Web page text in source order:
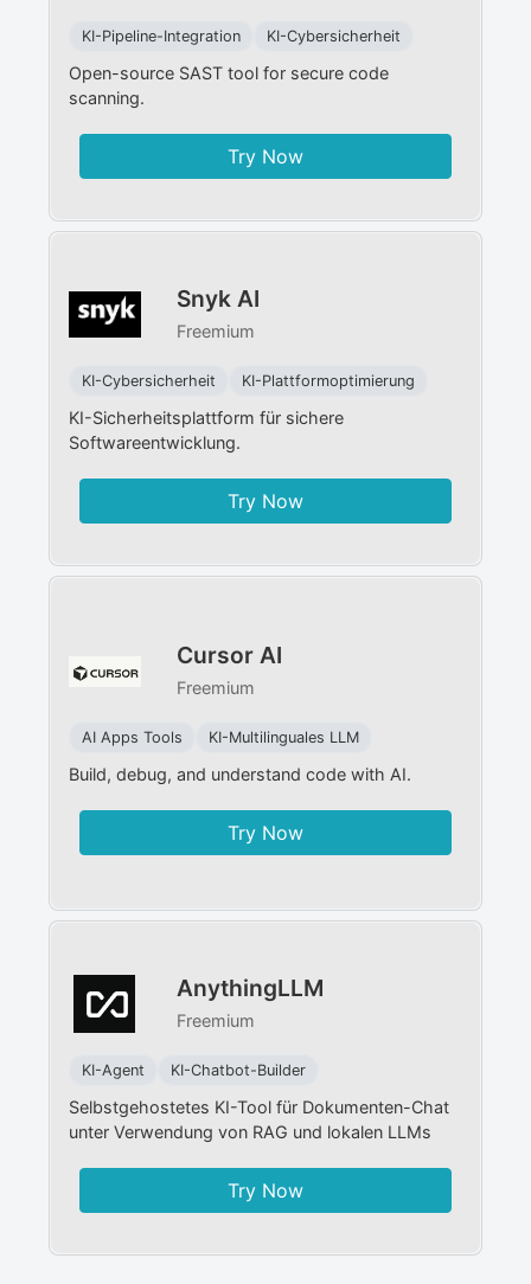
KI-Pipeline-Integration KI-Cybersicherheit
Open-source SAST tool for secure code
scanning.
Try Now
Snyk AI
Freemium
KI-Cybersicherheit KI-Plattformoptimierung
KI-Sicherheitsplattform für sichere
Softwareentwicklung.
Try Now
Cursor AI
Freemium
AI Apps Tools KI-Multilinguales LLM
Build, debug, and understand code with AI.
Try Now
AnythingLLM
Freemium
KI-Agent KI-Chatbot-Builder
Selbstgehostetes KI-Tool für Dokumenten-Chat
unter Verwendung von RAG und lokalen LLMs
Try Now